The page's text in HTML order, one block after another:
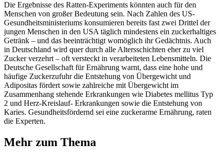
Die Ergebnisse des Ratten-Experiments könnten auch für den
Menschen von großer Bedeutung sein. Nach Zahlen des US-
Gesundheitsministeriums konsumieren bereits fast zwei Drittel der
jungen Menschen in den USA täglich mindestens ein zuckerhaltiges
Getränk – und das beeinträchtigt womöglich ihr Gedächtnis. Auch
in Deutschland wird quer durch alle Altersschichten eher zu viel
Zucker verzehrt – oft versteckt in verarbeiteten Lebensmitteln. Die
Deutsche Gesellschaft für Ernährung warnt, dass eine hohe und
häufige Zuckerzufuhr die Entstehung von Übergewicht und
Adipositas fördert sowie zahlreiche mit Übergewicht im
Zusammenhang stehende Erkrankungen wie Diabetes mellitus Typ
2 und Herz-Kreislauf- Erkrankungen sowie die Entstehung von
Karies. Gesundheitsfördernd sei eine zuckerarme Ernährung, raten
die Experten.
Mehr zum Thema